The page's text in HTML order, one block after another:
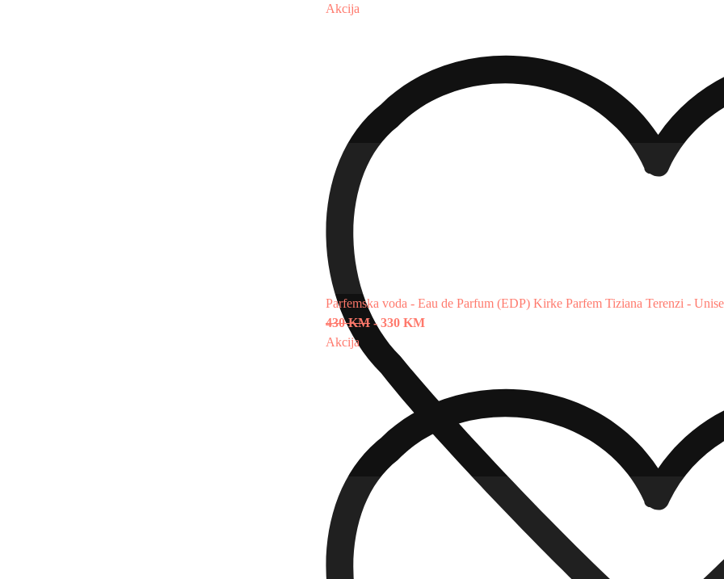
Akcija
Parfemska voda - Eau de Parfum (EDP) Kirke Parfem Tiziana Terenzi -
430 KM- 330 KM
Akcija